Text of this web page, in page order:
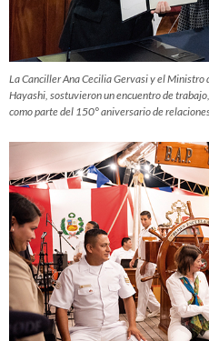
La Canciller Ana Cecilia Gervasi y el Ministro
Hayashi, sostuvieron un encuentro de
como parte del 150° aniversario de